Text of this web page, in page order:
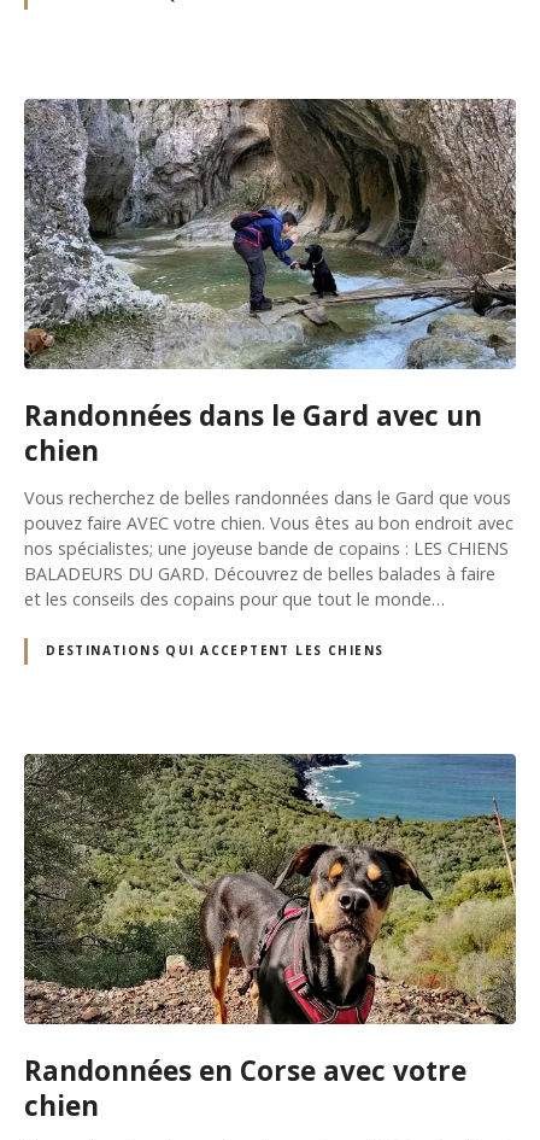
Randonnées dans le Gard avec un
chien
Vous recherchez de belles randonnées dans le Gard que vous
pouvez faire AVEC votre chien. Vous êtes au bon endroit avec
nos spécialistes; une joyeuse bande de copains : LES CHIENS
BALADEURS DU GARD. Découvrez de belles balades à faire
et les conseils des copains pour que tout le monde…
DESTINATIONS QUI ACCEPTENT LES CHIENS
Randonnées en Corse avec votre
chien